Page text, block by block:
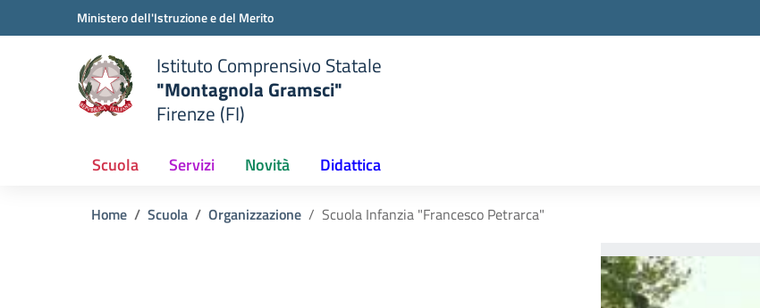
Vai ai contenuti
Vai al menu di navigazioneMinistero dell'Istruzione e del Merito
Istituto Comprensivo Statale
"Montagnola Gramsci"
Firenze (FI)
Scuola Servizi Novità Didattica
Home Scuola Organizzazione Scuola Infanzia "Francesco Petrarca"